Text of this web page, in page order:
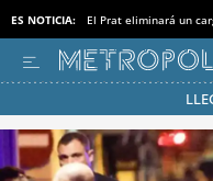
ES NOTICIA: El Prat eliminará un
Pásate al